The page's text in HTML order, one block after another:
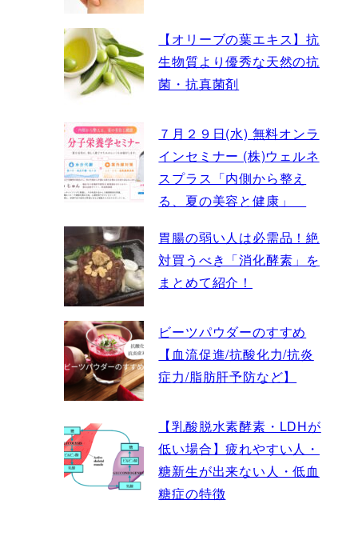
【オリーブの葉エキス】抗
生物質より優秀な天然の抗
菌・抗真菌剤
７月２９日(水) 無料オンラ
インセミナー (株)ウェルネ
スプラス「内側から整え
る、夏の美容と健康」
胃腸の弱い人は必需品！絶
対買うべき「消化酵素」を
まとめて紹介！
ビーツパウダーのすすめ
【血流促進/抗酸化力/抗炎
症力/脂肪肝予防など】
【乳酸脱水素酵素・LDHが
低い場合】疲れやすい人・
糖新生が出来ない人・低血
糖症の特徴